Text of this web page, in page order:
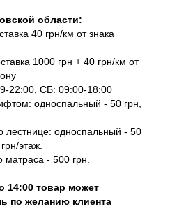
области:
40 грн/км от знака
1000 грн + 40 грн/км от
22:00, СБ: 09:00-18:00
односпальный - 50 грн,
лестнице: односпальный - 50
этаж.
матраса - 500 грн.
14:00 товар может
по желанию клиента